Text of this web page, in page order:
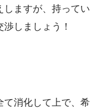
しますが、持ってい
しましょう！
て消化して上で、希